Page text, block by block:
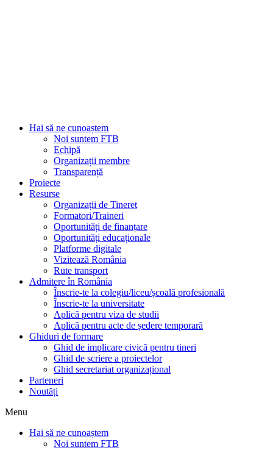
Hai să ne cunoaștem
Noi suntem FTB
Echipă
Organizații membre
Transparență
Proiecte
Resurse
Organizații de Tineret
Formatori/Traineri
Oportunități de finanțare
Oportunități educaționale
Platforme digitale
Vizitează România
Rute transport
Admitere în România
Înscrie-te la colegiu/liceu/școală profesională
Înscrie-te la universitate
Aplică pentru viza de studii
Aplică pentru acte de ședere temporară
Ghiduri de formare
Ghid de implicare civică pentru tineri
Ghid de scriere a proiectelor
Ghid secretariat organizațional
Parteneri
Noutăți
Menu
Hai să ne cunoaștem
Noi suntem FTB